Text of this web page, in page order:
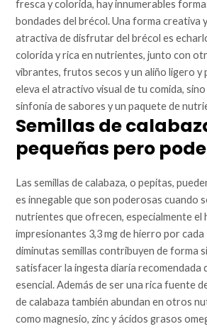
fresca y colorida, hay innumerables
bondades del brécol. Una forma creativa
atractiva de disfrutar del brécol es
colorida y rica en nutrientes, junto con
vibrantes, frutos secos y un aliño ligero y
eleva el atractivo visual de tu comida,
sinfonía de sabores y un paquete de
Semillas de
pequeñas pero
Las semillas de calabaza, o pepitas,
es innegable que son poderosas cuando
nutrientes que ofrecen, especialmente el
impresionantes 3,3 mg de hierro por
diminutas semillas contribuyen de forma
satisfacer la ingesta diaria recomendada
esencial. Además de ser una rica fuente
de calabaza también abundan en otros
como magnesio, zinc y ácidos grasos